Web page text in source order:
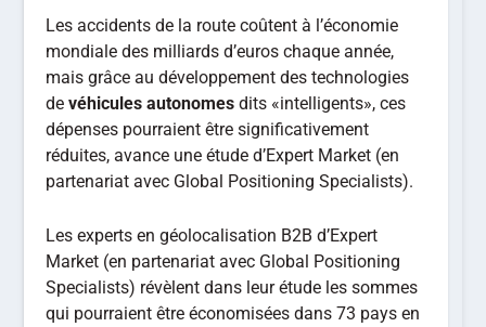
Les accidents de la route coûtent à l’économie
mondiale des milliards d’euros chaque année,
mais grâce au développement des technologies
devéhicules autonomesdits «intelligents», ces
dépenses pourraient être significativement
réduites, avance une étude d’Expert Market (en
partenariat avec Global Positioning Specialists).
Les experts en géolocalisation B2B d’Expert
Market (en partenariat avec Global Positioning
Specialists) révèlent dans leur étude les sommes
qui pourraient être économisées dans 73 pays en